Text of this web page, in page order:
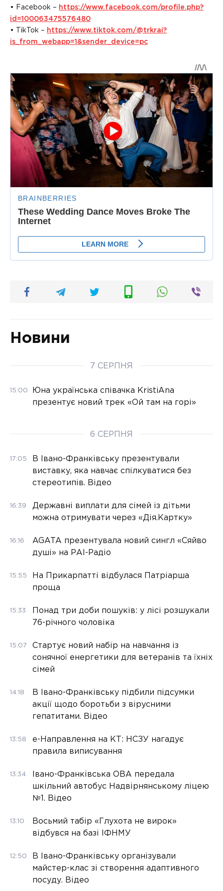
• Facebook – https://www.facebook.com/profile.php?
id=100063475576480
• TikTok – https://www.tiktok.com/@trkrai?
is_from_webapp=1&sender_device=pc
Новини
7 СЕРПНЯ
15:00
Юна українська співачка KristiAna
презентує новий трек «Ой там на горі»
6 СЕРПНЯ
17:05
В Івано-Франківську презентували
виставку, яка навчає спілкуватися без
стереотипів. Відео
16:39
Державні виплати для сімей із дітьми
можна отримувати через «Дія.Картку»
16:16
AGATA презентувала новий сингл «Сяйво
душі» на РАІ-Радіо
15:55
На Прикарпатті відбулася Патріарша
проща
15:33
Понад три доби пошуків: у лісі розшукали
76-річного чоловіка
15:07
Стартує новий набір на навчання із
сонячної енергетики для ветеранів та їхніх
сімей
14:18
В Івано-Франківську підбили підсумки
акції щодо боротьби з вірусними
гепатитами. Відео
13:58
е-Направлення на КТ: НСЗУ нагадує
правила виписування
13:34
Івано-Франківська ОВА передала
шкільний автобус Надвірнянському ліцею
№1. Відео
13:10
Восьмий табір «Глухота не вирок»
відбувся на базі ІФНМУ
12:50
В Івано-Франківську організували
майстер-клас зі створення адаптивного
посуду. Відео